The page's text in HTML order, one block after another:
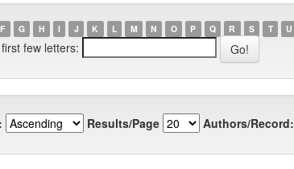
F G H I J K L M N O P Q R S T U
few letters:
Results/Page Authors/Record: